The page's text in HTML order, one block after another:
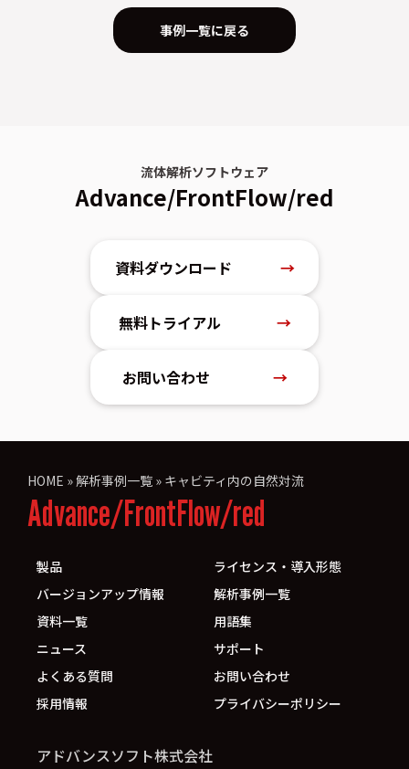
事例一覧に戻る
流体解析ソフトウェア
Advance/FrontFlow/red
資料ダウンロード →
無料トライアル →
お問い合わせ →
HOME »解析事例一覧 » キャビティ内の自然対流
Advance/FrontFlow/red
製品
ライセンス・導入形態
バージョンアップ情報
解析事例一覧
資料一覧
用語集
ニュース
サポート
よくある質問
お問い合わせ
採用情報
プライバシーポリシー
アドバンスソフト株式会社